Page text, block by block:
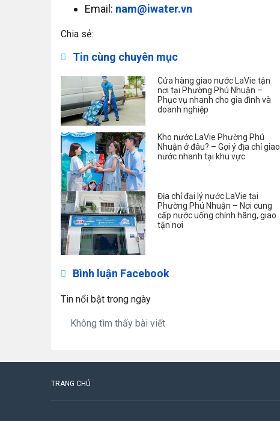
Email: nam@iwater.vn
Chia sẻ:
Tin cùng chuyên mục
Cửa hàng giao nước LaVie tận
nơi tại Phường Phú Nhuận –
Phục vụ nhanh cho gia đình và
doanh nghiệp
Kho nước LaVie Phường Phú
Nhuận ở đâu? – Gợi ý địa chỉ giao
nước nhanh tại khu vực
Địa chỉ đại lý nước LaVie tại
Phường Phú Nhuận – Nơi cung
cấp nước uống chính hãng, giao
tận nơi
Bình luận Facebook
Tin nổi bật trong ngày
Không tìm thấy bài viết
TRANG CHỦ